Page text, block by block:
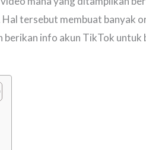
Hal tersebut membuat banyak
info akun TikTok untuk